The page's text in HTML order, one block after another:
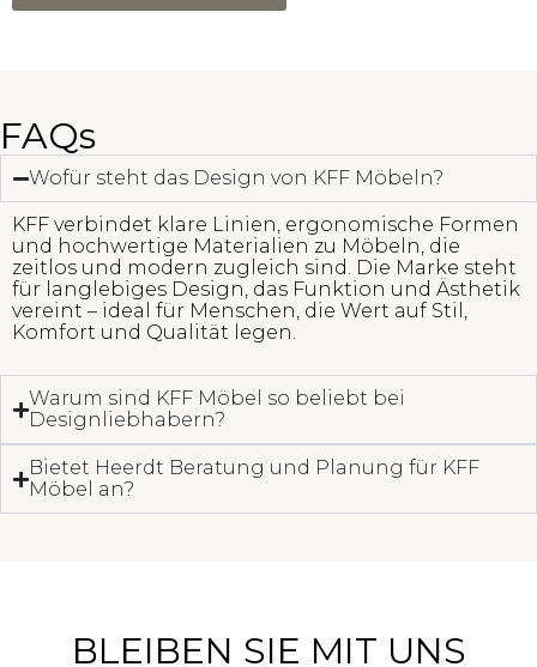
FAQs
Wofür steht das Design von KFF Möbeln?
KFF verbindet klare Linien, ergonomische Formen
und hochwertige Materialien zu Möbeln, die
zeitlos und modern zugleich sind. Die Marke steht
für langlebiges Design, das Funktion und Ästhetik
vereint – ideal für Menschen, die Wert auf Stil,
Komfort und Qualität legen.
Warum sind KFF Möbel so beliebt bei
Designliebhabern?
Bietet Heerdt Beratung und Planung für KFF
Möbel an?
BLEIBEN SIE MIT UNS